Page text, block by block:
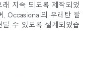
지속 되도록 제작되었
Occasional의 우레탄 팔
수 있도록 설계되었습